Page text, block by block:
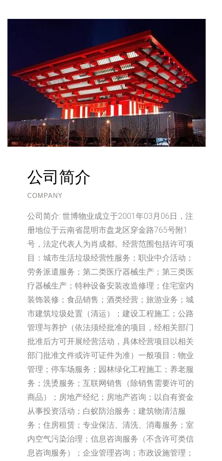
公司简介
COMPANY
公司简介: 世博物业成立于2001年03月06日，注
册地位于云南省昆明市盘龙区穿金路765号附1
号，法定代表人为肖成都。经营范围包括许可项
目：城市生活垃圾经营性服务；职业中介活动；
劳务派遣服务；第二类医疗器械生产；第三类医
疗器械生产；特种设备安装改造修理；住宅室内
装饰装修；食品销售；酒类经营；旅游业务；城
市建筑垃圾处置（清运）；建设工程施工；公路
管理与养护（依法须经批准的项目，经相关部门
批准后方可开展经营活动，具体经营项目以相关
部门批准文件或许可证件为准）一般项目：物业
管理；停车场服务；园林绿化工程施工；养老服
务；洗烫服务；互联网销售（除销售需要许可的
商品）；房地产经纪；房地产咨询；以自有资金
从事投资活动；白蚁防治服务；建筑物清洁服
务；住房租赁；专业保洁、清洗、消毒服务；室
内空气污染治理；信息咨询服务（不含许可类信
息咨询服务）；企业管理咨询；市政设施管理；